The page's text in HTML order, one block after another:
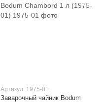
Артикул: 1975-01
Заварочный чайник Bodum